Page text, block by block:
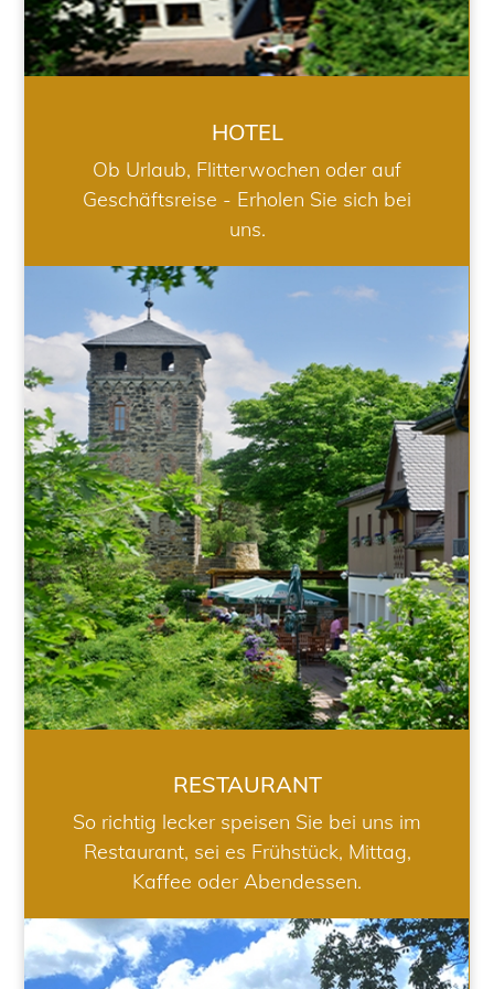
HOTEL
Ob Urlaub, Flitterwochen oder auf
Geschäftsreise - Erholen Sie sich bei
uns.
RESTAURANT
RESTAURANT
So richtig lecker speisen Sie bei uns im
Restaurant, sei es Frühstück, Mittag,
Kaffee oder Abendessen.